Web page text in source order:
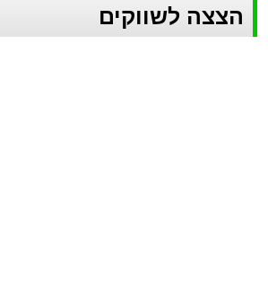
הצצה לשווקים